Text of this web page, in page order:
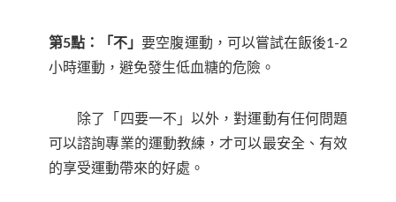
第5點：「不」要空腹運動，可以嘗試在飯後1-2
小時運動，避免發生低血糖的危險。
除了「四要一不」以外，對運動有任何問題
可以諮詢專業的運動教練，才可以最安全、有效
的享受運動帶來的好處。